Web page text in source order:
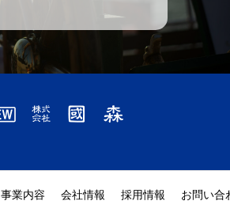
事業内容 会社情報 採用情報 お問い合